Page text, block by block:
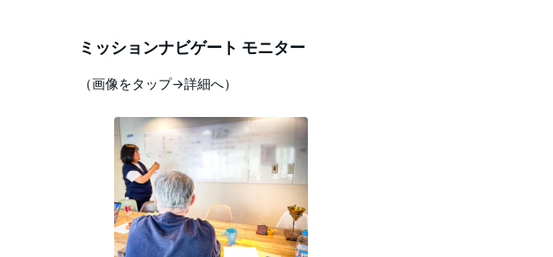
ミッションナビゲート モニター
（画像をタップ→詳細へ）